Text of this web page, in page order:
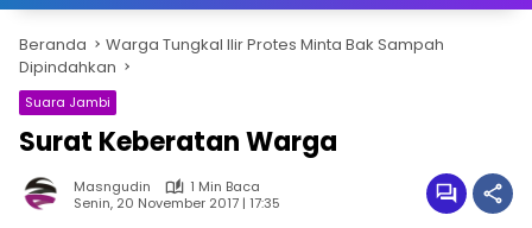
Beranda
Warga Tungkal Ilir Protes Minta Bak Sampah
Dipindahkan
Suara Jambi
Surat Keberatan Warga
Masngudin
1 Min Baca
Senin, 20 November 2017 | 17:35